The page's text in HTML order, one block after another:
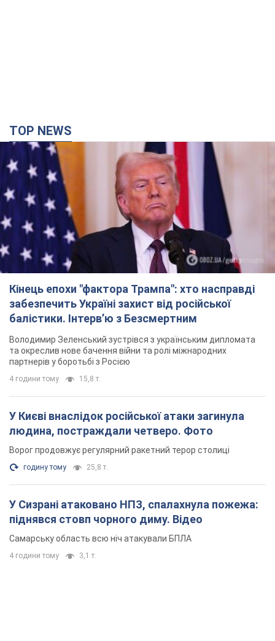
TOP NEWS
Кінець епохи "фактора Трампа": хто насправді
забезпечить Україні захист від російської
балістики. Інтерв’ю з Безсмертним
Володимир Зеленський зустрівся з українським дипломата
та окреслив нове бачення війни та ролі міжнародних
партнерів у боротьбі з Росією
4 години тому 15,8 т.
У Києві внаслідок російської атаки загинула
людина, постраждали четверо. Фото
Ворог продовжує регулярний ракетний терор столиці
годину тому 25,8 т.
У Сизрані атаковано НПЗ, спалахнула пожежа:
піднявся стовп чорного диму. Відео
Самарську область всю ніч атакували БПЛА
4 години тому 3,1 т.